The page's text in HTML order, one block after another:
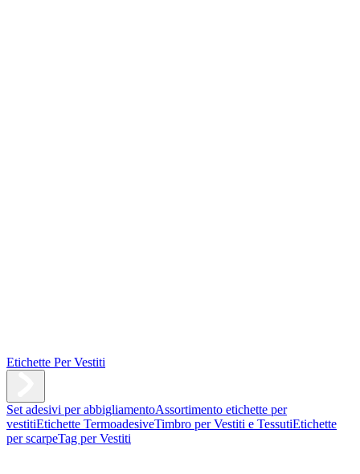
Etichette Per Vestiti
Set adesivi per abbigliamentoAssortimento etichette per
vestitiEtichette TermoadesiveTimbro per Vestiti e TessutiEtichette
per scarpeTag per Vestiti